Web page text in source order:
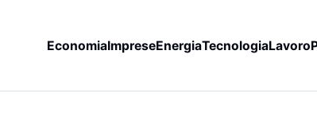
EconomiaImpreseEnergiaTecnologiaLavoro